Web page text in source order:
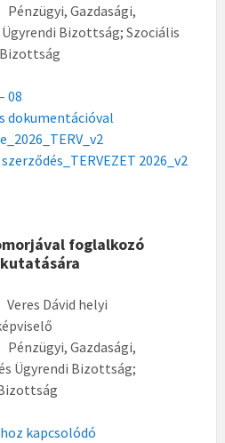
Pénzügyi, Gazdasági,
Bizottság; Szociális
08
dokumentációval
2026_v2
foglalkozó
Veres Dávid helyi
Pénzügyi, Gazdasági,
Ügyrendi Bizottság;
kapcsolódó